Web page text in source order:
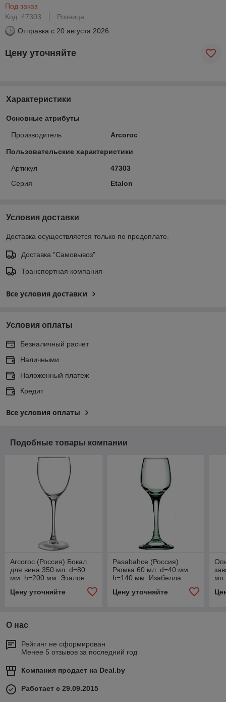
Под заказ
Код: 47303
Розница
Отправка с 20 августа 2026
Цену уточняйте
Характеристики
Основные атрибуты
Производитель Arcoroc
Пользовательские характеристики
Артикул
47303
Серия
Etalon
Условия доставки
Доставка осуществляется только по предоплате.
Доставка "Самовывоз"
Транспортная компания
Все условия доставки
Условия оплаты
Безналичный расчет
Наличными
Наложенный платеж
Кредит
Все условия оплаты
Подобные товары компании
Arcoroc (Россия) Бокал
для вина 350 мл. d=80
мм. h=200 мм. Эталон
Цену уточняйте
Pasabahce (Россия)
Рюмка 60 мл. d=40 мм.
h=140 мм. Изабелла
Цену уточняйте
О нас
Рейтинг не сформирован
Менее 5 отзывов за последний год
Компания продает на Deal.by
Работает с 29.09.2015